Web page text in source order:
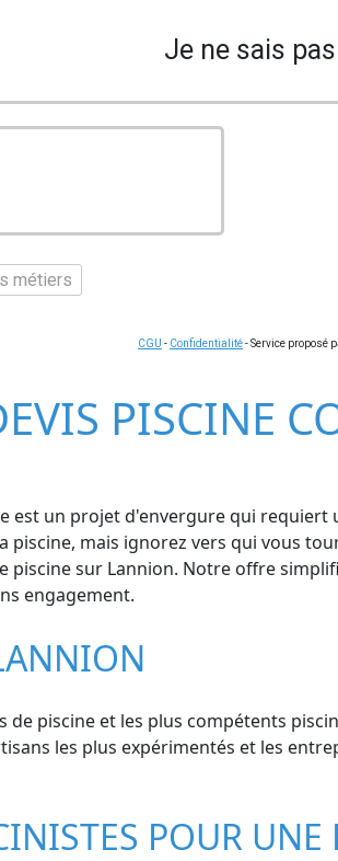
Je ne sais pas
métiers
CGU - Confidentialité- Service proposé
PISCINE
est un projet d'envergure qui
mais ignorez vers qui vous
sur Lannion. Notre offre
engagement.
piscine et les plus compétents
les plus expérimentés et les
POUR UNE